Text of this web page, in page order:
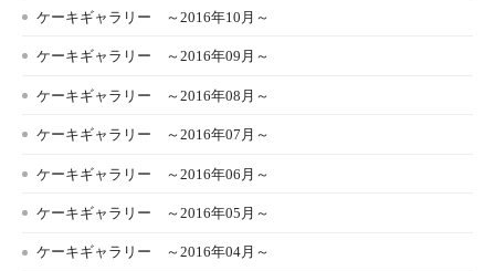
ケーキギャラリー ～2016年10月～
ケーキギャラリー ～2016年09月～
ケーキギャラリー ～2016年08月～
ケーキギャラリー ～2016年07月～
ケーキギャラリー ～2016年06月～
ケーキギャラリー ～2016年05月～
ケーキギャラリー ～2016年04月～